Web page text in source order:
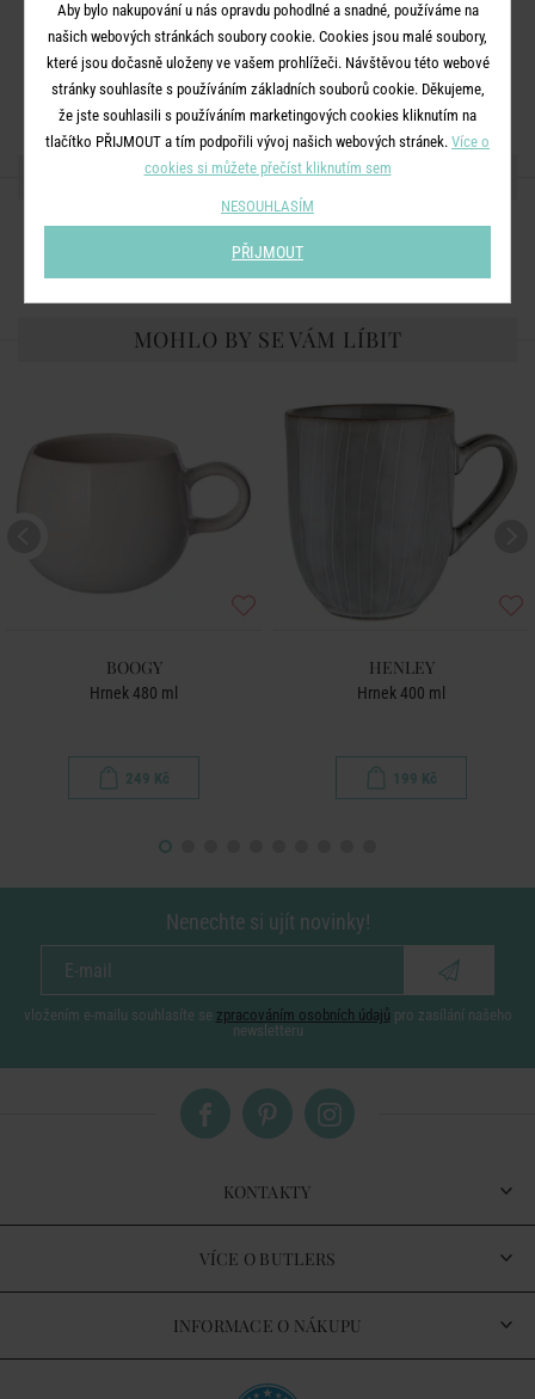
Objem:400 ml
Materiál:porcelán
Další informace:Vhodné do mikrovlnné trouby a myčky nádobí.
SDÍLEJTE S PŘÁTELI
MOHLO BY SE VÁM LÍBIT
BOOGY
Hrnek 480 ml
249 Kč
HENLEY
Hrnek 400 ml
199 Kč
Nenechte si ujít novinky!
vložením e-mailu souhlasíte se zpracováním osobních údajů pro zasílání našeho
newsletteru
KONTAKTY
VÍCE O BUTLERS
INFORMACE O NÁKUPU
Aby bylo nakupování u nás opravdu pohodlné a snadné, používáme na
našich webových stránkách soubory cookie. Cookies jsou malé soubory,
které jsou dočasně uloženy ve vašem prohlížeči. Návštěvou této webové
stránky souhlasíte s používáním základních souborů cookie. Děkujeme,
že jste souhlasili s používáním marketingových cookies kliknutím na
tlačítko PŘIJMOUT a tím podpořili vývoj našich webových stránek. Více o
cookies si můžete přečíst kliknutím sem
NESOUHLASÍM
PŘIJMOUT